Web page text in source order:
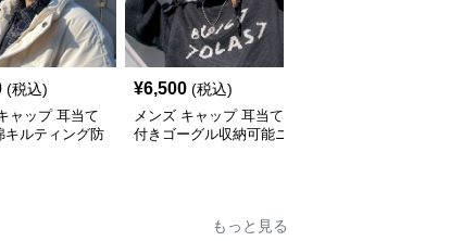
(税込)
ャップ 耳当て
キルティング防
¥6,500 (税込)
メンズ キャップ 耳当て
付きゴーグル収納可能ニ
もっと見る